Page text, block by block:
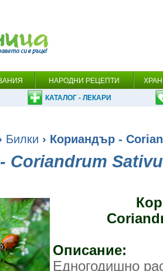
НАРОДНИ РЕЦЕПТИ
КАТАЛОГ - ЛЕКАРИ
Билки › Кориандър -
Coriandrum
Описание:
Едногодишно